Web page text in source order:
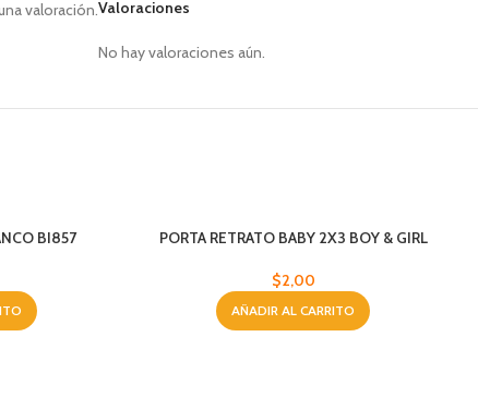
Valoraciones
No hay valoraciones aún.
valoración.
BI857 PORTA RETRATO BABY 2X3 BOY & GIRL
$2,00
AÑADIR AL CARRITO